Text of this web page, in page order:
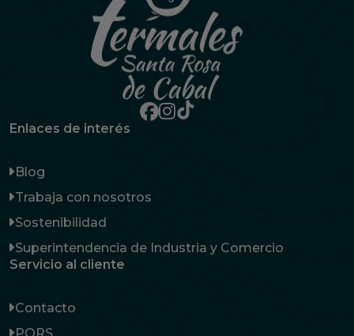
Enlaces de interés
Blog
Trabaja con nosotros
Sostenibilidad
Superintendencia de Industria y Comercio
Servicio al cliente
Contacto